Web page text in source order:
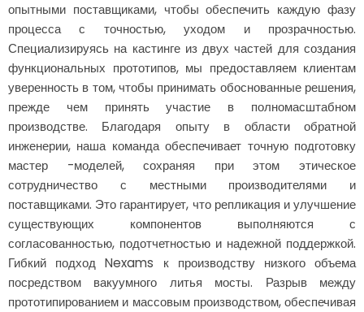
опытными поставщиками, чтобы обеспечить каждую фазу
процесса с точностью, уходом и прозрачностью.
Специализируясь на кастинге из двух частей для создания
функциональных прототипов, мы предоставляем клиентам
уверенность в том, чтобы принимать обоснованные решения,
прежде чем принять участие в полномасштабном
производстве. Благодаря опыту в области обратной
инженерии, наша команда обеспечивает точную подготовку
мастер -моделей, сохраняя при этом этическое
сотрудничество с местными производителями и
поставщиками. Это гарантирует, что репликация и улучшение
существующих компонентов выполняются с
согласованностью, подотчетностью и надежной поддержкой.
Гибкий подход Nexams к производству низкого объема
посредством вакуумного литья мосты. Разрыв между
прототипированием и массовым производством, обеспечивая